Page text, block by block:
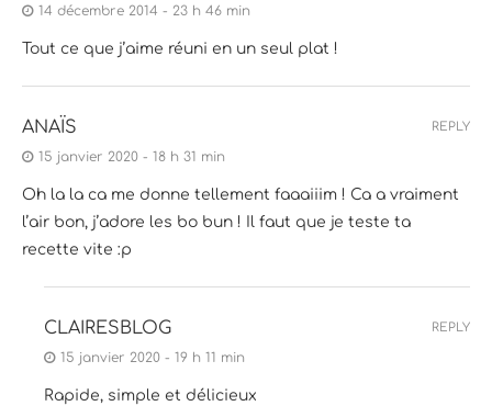
14 décembre 2014 - 23 h 46 min
Tout ce que j’aime réuni en un seul plat !
ANAÏS
15 janvier 2020 - 18 h 31 min
Oh la la ca me donne tellement faaaiiim ! Ca a vraiment
l’air bon, j’adore les bo bun ! Il faut que je teste ta
recette vite :p
REPLY
CLAIRESBLOG
15 janvier 2020 - 19 h 11 min
Rapide, simple et délicieux
REPLY